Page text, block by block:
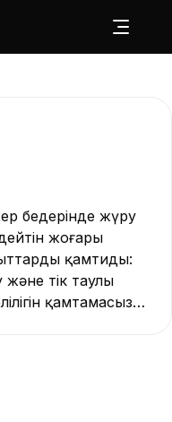
бедерінде жүру
жоғары
қамтиды:
тік таулы
қамтамасыз